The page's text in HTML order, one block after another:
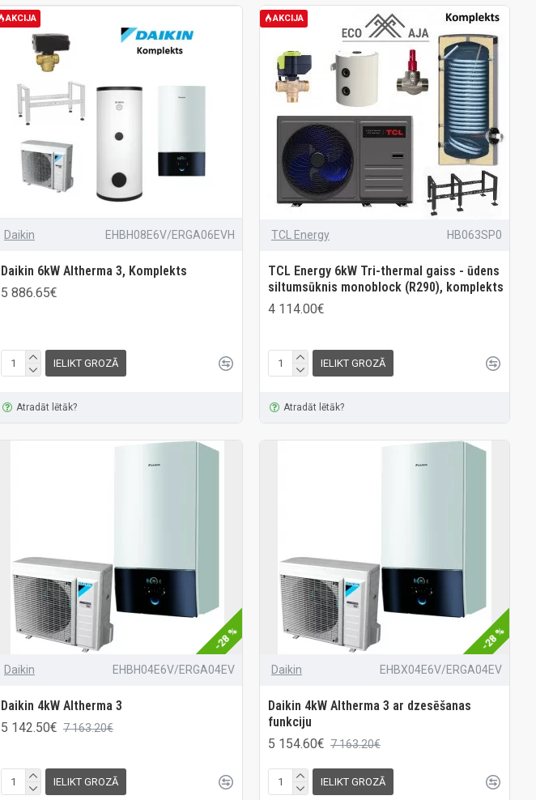
AKCIJA
Daikin EHBH08E6V/ERGA06EVH
Daikin 6kW Altherma 3, Komplekts
5 886.65€
IELIKT GROZĀ
Atradāt lētāk?
AKCIJA
TCL Energy HB063SP0
TCL Energy 6kW Tri-thermal gaiss - ūdens
siltumsūknis monoblock (R290), komplekts
4 114.00€
IELIKT GROZĀ
Atradāt lētāk?
-28 %
Daikin EHBH04E6V/ERGA04EV
Daikin 4kW Altherma 3
5 142.50€ 7 163.20€
IELIKT GROZĀ
-28 %
Daikin EHBX04E6V/ERGA04EV
Daikin 4kW Altherma 3 ar dzesēšanas
funkciju
5 154.60€ 7 163.20€
IELIKT GROZĀ